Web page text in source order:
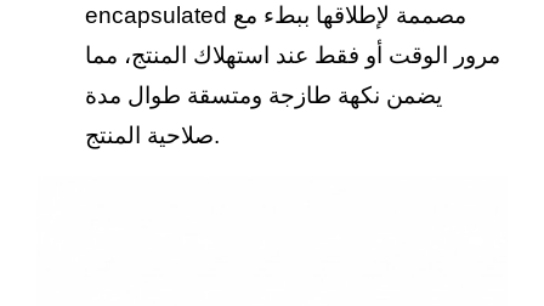
encapsulated مصممة لإطلاقها ببطء مع
مرور الوقت أو فقط عند استهلاك المنتج، مما
يضمن نكهة طازجة ومتسقة طوال مدة
صلاحية المنتج.